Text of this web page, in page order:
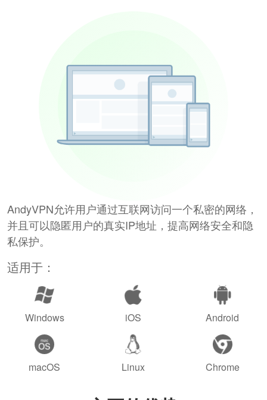
AndyVPN允许用户通过互联网访问一个私密的网络，
并且可以隐匿用户的真实IP地址，提高网络安全和隐
私保护。
适用于：
Windows iOS Android
macOS Linux Chrome